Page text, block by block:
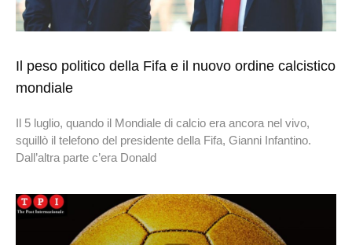
Il peso politico della Fifa e il nuovo ordine calcistico
mondiale
Il 5 luglio, quando il Mondiale di calcio era ancora nel vivo,
squillò il telefono del presidente della Fifa, Gianni Infantino.
Dall’altra parte c’era Donald